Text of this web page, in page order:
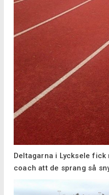
Deltagarna i Lycksele
coach att de sprang så